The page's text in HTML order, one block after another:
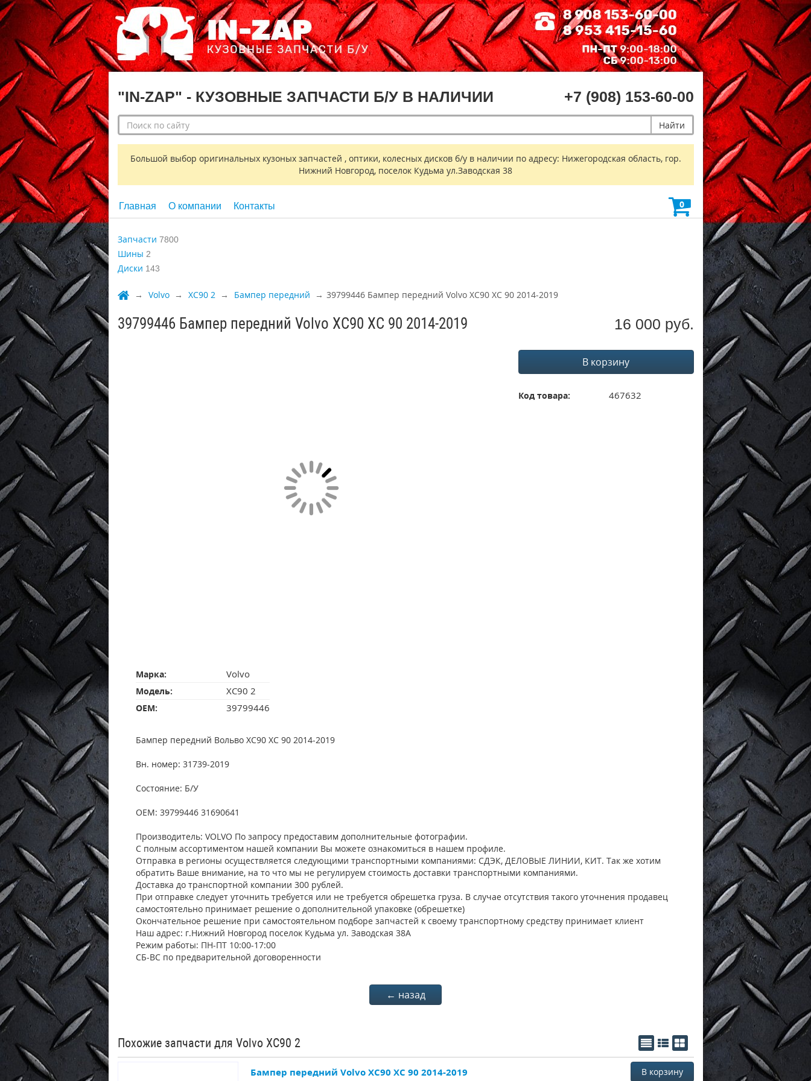
"IN-ZAP" - КУЗОВНЫЕ ЗАПЧАСТИ Б/У В НАЛИЧИИ +7 (908) 153-60-00
Найти
Большой выбор оригинальных кузоных запчастей , оптики, колесных дисков б/у в наличии по адресу: Нижегородская область, гор.
Нижний Новгород, поселок Кудьма ул.Заводская 38
Главная О компании Контакты 0
Запчасти 7800
Шины 2
Диски 143
Volvo XC90 2 Бампер передний 39799446 Бампер передний Volvo XC90 XC 90 2014-2019
39799446 Бампер передний Volvo XC90 XC 90 2014-2019 16 000 руб.
В корзину
Код товара: 467632
Марка: Volvo
Модель: XC90 2
OEM: 39799446
Бампер передний Вольво ХС90 ХС 90 2014-2019
Вн. номер: 31739-2019
Состояние: Б/У
OEM: 39799446 31690641
Производитель: VOLVO По запросу предоставим дополнительные фотографии.
С полным ассортиментом нашей компании Вы можете ознакомиться в нашем профиле.
Отправка в регионы осуществляется следующими транспортными компаниями: СДЭК, ДЕЛОВЫЕ ЛИНИИ, КИТ. Так же хотим
обратить Ваше внимание, на то что мы не регулируем стоимость доставки транспортными компаниями.
Доставка до транспортной компании 300 рублей.
При отправке следует уточнить требуется или не требуется обрешетка груза. В случае отсутствия такого уточнения продавец
самостоятельно принимает решение о дополнительной упаковке (обрешетке)
Окончательное решение при самостоятельном подборе запчастей к своему транспортному средству принимает клиент
Наш адрес: г.Нижний Новгород поселок Кудьма ул. Заводская 38А
Режим работы: ПН-ПТ 10:00-17:00
СБ-ВС по предварительной договоренности
← назад
Похожие запчасти для Volvo XC90 2
Бампер передний Volvo XC90 XC 90 2014-2019 В корзину